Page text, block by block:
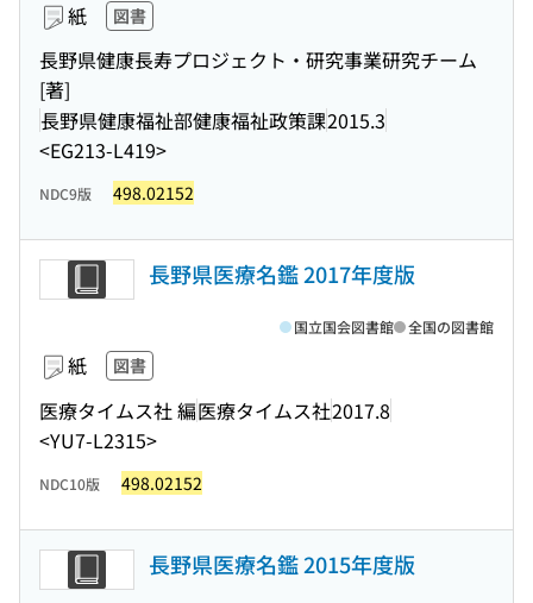
紙 図書
長野県健康長寿プロジェクト・研究事業研究チーム
[著]
長野県健康福祉部健康福祉政策課2015.3
<EG213-L419>
NDC9版 498.02152
長野県医療名鑑 2017年度版
紙 図書
医療タイムス社 編医療タイムス社2017.8
<YU7-L2315>
国立国会図書館 全国の図書館
NDC10版 498.02152
長野県医療名鑑 2015年度版